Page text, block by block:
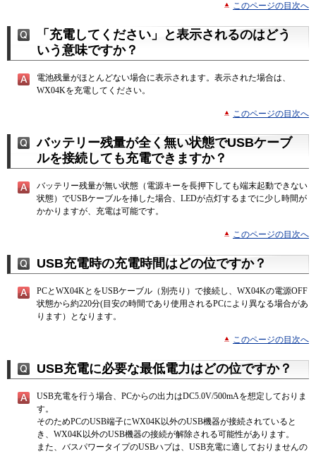
このページの目次へ
「充電してください」と表示されるのはどう
いう意味ですか？
電池残量がほとんどない場合に表示されます。表示された場合は、
WX04Kを充電してください。
このページの目次へ
バッテリー残量が全く無い状態でUSBケーブ
ルを接続しても充電できますか？
バッテリー残量が無い状態（電源キーを長押下しても端末起動できない
状態）でUSBケーブルを挿した場合、LEDが点灯するまでに少し時間が
かかりますが、充電は可能です。
このページの目次へ
USB充電時の充電時間はどの位ですか？
PCとWX04KとをUSBケーブル（別売り）で接続し、WX04Kの電源OFF
状態から約220分(目安の時間であり使用されるPCにより異なる場合があ
ります）となります。
このページの目次へ
USB充電に必要な最低電力はどの位ですか？
USB充電を行う場合、PCからの出力はDC5.0V/500mAを想定しておりま
す。
そのためPCのUSB端子にWX04K以外のUSB機器が接続されていると
き、WX04K以外のUSB機器の接続が解除される可能性があります。
また、バスパワータイプのUSBハブは、USB充電に適しておりませんの